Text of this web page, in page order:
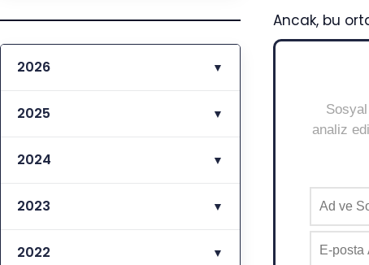
Ancak, bu
analiz
2026 ▼
2025 ▼
2024 ▼
2023 ▼
2022 ▼